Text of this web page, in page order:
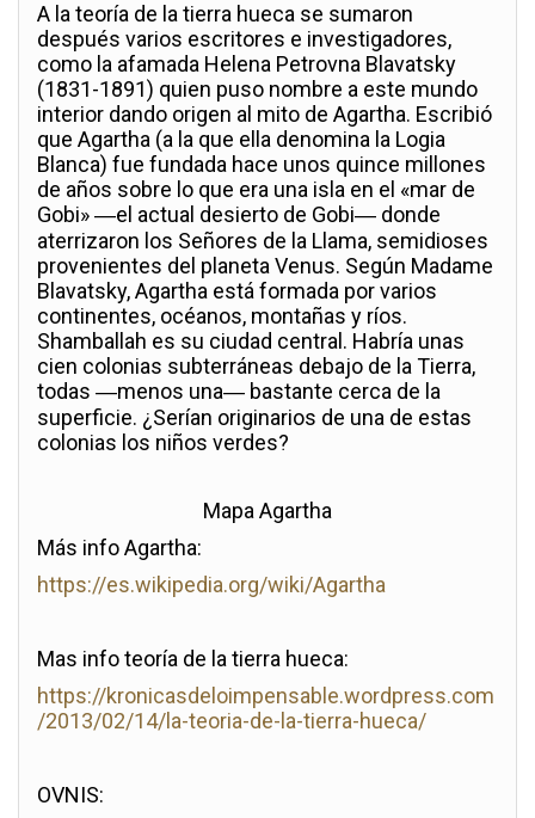
A la teoría de la tierra hueca se sumaron
después varios escritores e investigadores,
como la afamada Helena Petrovna Blavatsky
(1831-1891) quien puso nombre a este mundo
interior dando origen al mito de Agartha. Escribió
que Agartha (a la que ella denomina la Logia
Blanca) fue fundada hace unos quince millones
de años sobre lo que era una isla en el «mar de
Gobi» ―el actual desierto de Gobi― donde
aterrizaron los Señores de la Llama, semidioses
provenientes del planeta Venus. Según Madame
Blavatsky, Agartha está formada por varios
continentes, océanos, montañas y ríos.
Shamballah es su ciudad central. Habría unas
cien colonias subterráneas debajo de la Tierra,
todas ―menos una― bastante cerca de la
superficie. ¿Serían originarios de una de estas
colonias los niños verdes?
Mapa Agartha
Más info Agartha:
https://es.wikipedia.org/wiki/Agartha
Mas info teoría de la tierra hueca:
https://kronicasdeloimpensable.wordpress.com
/2013/02/14/la-teoria-de-la-tierra-hueca/
OVNIS: